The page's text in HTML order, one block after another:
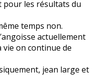
les résultats du
temps non.
actuellement
vie on continue de
jean large et